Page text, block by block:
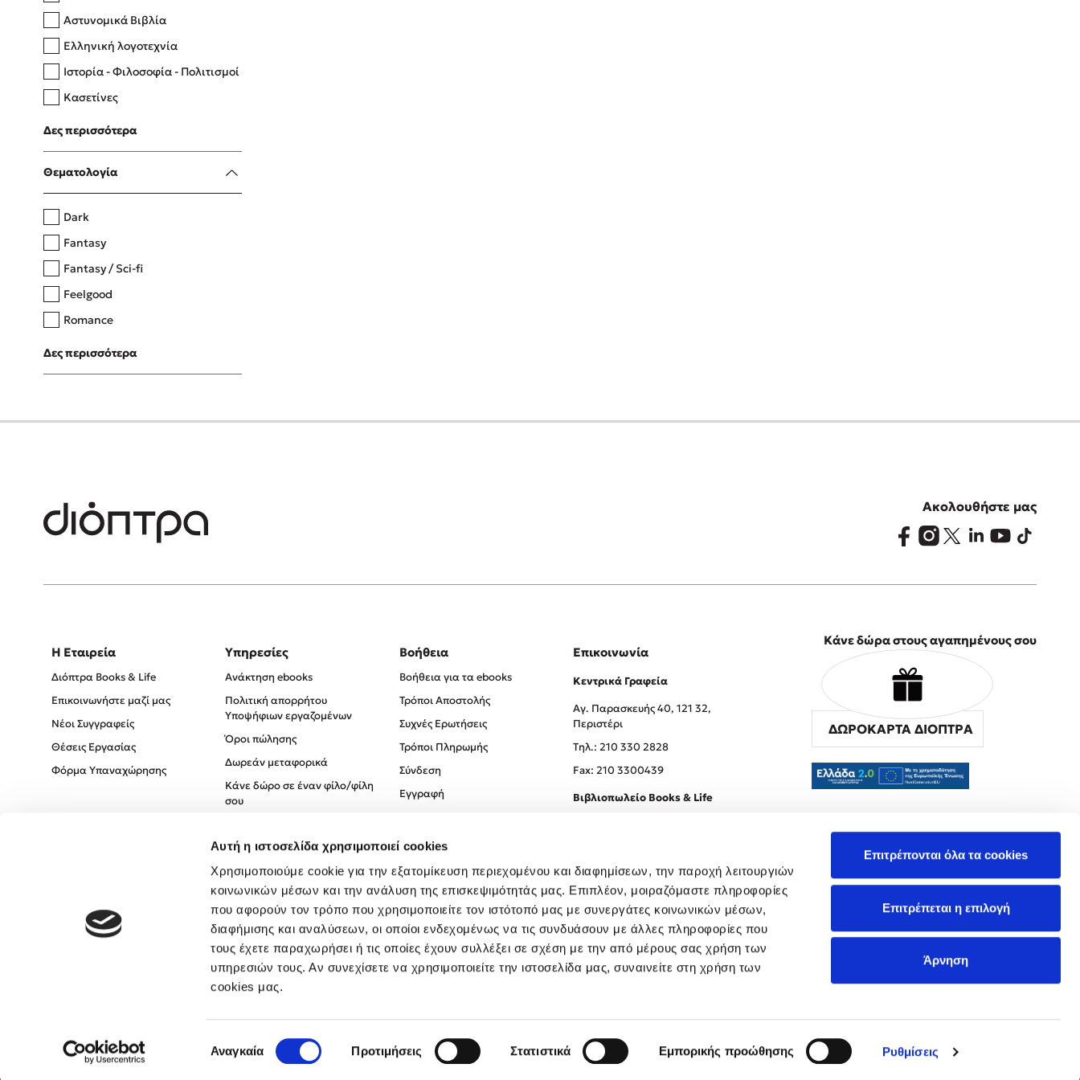
Αυτή η ιστοσελίδα χρησιμοποιεί cookies
Χρησιμοποιούμε cookie για την εξατομίκευση περιεχομένου και διαφημίσεων, την παροχή λειτουργιών
κοινωνικών μέσων και την ανάλυση της επισκεψιμότητάς μας. Επιπλέον, μοιραζόμαστε πληροφορίες
που αφορούν τον τρόπο που χρησιμοποιείτε τον ιστότοπό μας με συνεργάτες κοινωνικών μέσων,
διαφήμισης και αναλύσεων, οι οποίοι ενδεχομένως να τις συνδυάσουν με άλλες πληροφορίες που
τους έχετε παραχωρήσει ή τις οποίες έχουν συλλέξει σε σχέση με την από μέρους σας χρήση των
υπηρεσιών τους. Αν συνεχίσετε να χρησιμοποιείτε την ιστοσελίδα μας, συναινείτε στη χρήση των
cookies μας.
συγκατάθεσης
Αναγκαία Προτιμήσεις Στατιστικά Εμπορικής προώθησης Ρυθμίσεις
Επιτρέπονται όλα τα cookies
Επιτρέπεται η επιλογή
Άρνηση
Δανάη Δεληγεώργη
Πάνω, κάτω, μπροστά, πίσω
Η μέθοδος Αφήστε τους
Αστυνομικά Βιβλία
Ελληνική λογοτεχνία
Ιστορία - Φιλοσοφία - Πολιτισμοί
Κασετίνες
Λευκώματα - Έγχρωμοι οδηγοί
Μαγειρική
Δες περισσότερα
Θεματολογία
Dark
Fantasy
Fantasy / Sci-fi
Feelgood
Romance
Upmarket
Young Adult
Δες περισσότερα
Ακολουθήστε μας
Η Εταιρεία
Διόπτρα Books & Life
Επικοινωνήστε μαζί μας
Νέοι Συγγραφείς
Θέσεις Εργασίας
Φόρμα Υπαναχώρησης
Υπηρεσίες
Ανάκτηση ebooks
Πολιτική απορρήτου
Υποψήφιων εργαζομένων
Όροι πώλησης
Δωρεάν μεταφορικά
Κάνε δώρο σε έναν φίλο/φίλη
σου
Πολιτική Απορρήτου
Όροι χρήσης
Βοήθεια
Βοήθεια για τα ebooks
Τρόποι Αποστολής
Συχνές Ερωτήσεις
Τρόποι Πληρωμής
Σύνδεση
Εγγραφή
Επικοινωνία
Κεντρικά Γραφεία
Αγ. Παρασκευής 40, 121 32,
Περιστέρι
Tηλ.: 210 330 2828
Fax: 210 3300439
Βιβλιοπωλείο Books & Life
Κάνε δώρα στους αγαπημένους σου
ΔΩΡΟΚΑΡΤΑ ΔΙΟΠΤΡΑ
Created by Powered by